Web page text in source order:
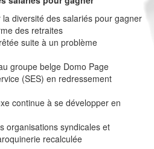
diversité des salariés pour gagner
des retraites
suite à un problème
groupe belge Domo Page
(SES) en redressement
continue à se développer en
organisations syndicales et
recalculée